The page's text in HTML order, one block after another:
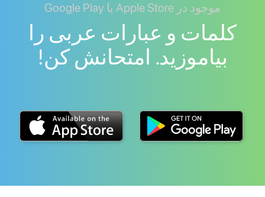
موجود در Apple Store یا Google Play
کلمات و عبارات عربی را
بیاموزید. امتحانش کن!